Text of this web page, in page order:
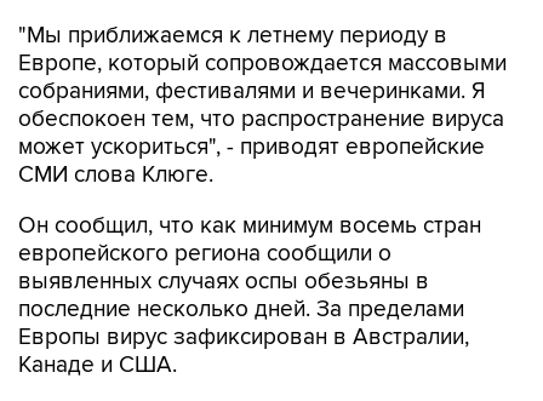
"Мы приближаемся к летнему периоду в
Европе, который сопровождается массовыми
собраниями, фестивалями и вечеринками. Я
обеспокоен тем, что распространение вируса
может ускориться", - приводят европейские
СМИ слова Клюге.
Он сообщил, что как минимум восемь стран
европейского региона сообщили о
выявленных случаях оспы обезьяны в
последние несколько дней. За пределами
Европы вирус зафиксирован в Австралии,
Канаде и США.